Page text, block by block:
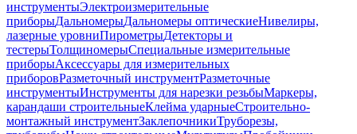
инструментыЭлектроизмерительные
приборыДальномерыДальномеры оптическиеНивелиры,
лазерные уровниПирометрыДетекторы и
тестерыТолщиномерыСпециальные измерительные
приборыАксессуары для измерительных
приборовРазметочный инструментРазметочные
инструментыИнструменты для нарезки резьбыМаркеры,
карандаши строительныеКлейма ударныеСтроительно-
монтажный инструментЗаклепочникиТруборезы,